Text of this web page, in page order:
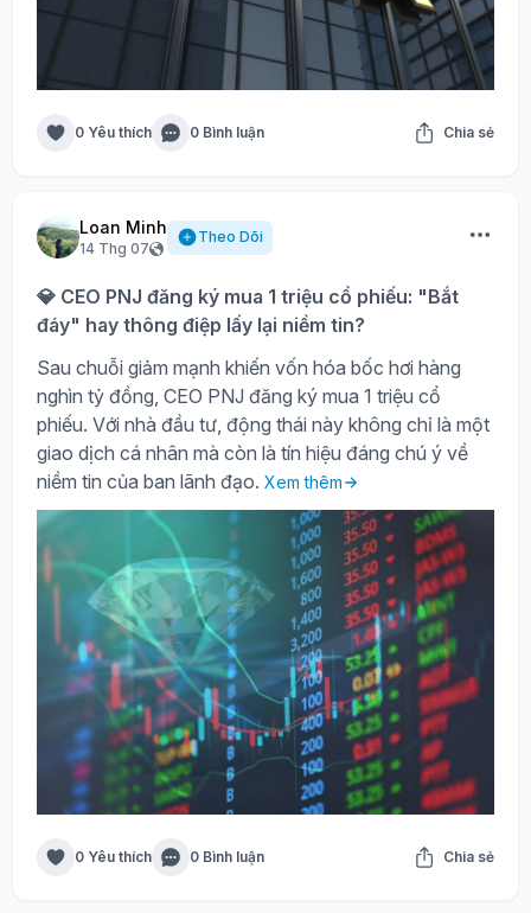
0 Yêu thích 0 Bình luận Chia sẻ
Loan Minh
14 Thg 07
Theo Dõi
💎 CEO PNJ đăng ký mua 1 triệu cổ phiếu: "Bắt
đáy" hay thông điệp lấy lại niềm tin?
Sau chuỗi giảm mạnh khiến vốn hóa bốc hơi hàng
nghìn tỷ đồng, CEO PNJ đăng ký mua 1 triệu cổ
phiếu. Với nhà đầu tư, động thái này không chỉ là một
giao dịch cá nhân mà còn là tín hiệu đáng chú ý về
niềm tin của ban lãnh đạo. Xem thêm
0 Yêu thích 0 Bình luận Chia sẻ